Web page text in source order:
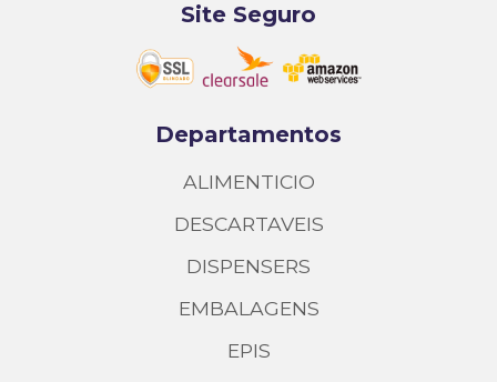
Site Seguro
Departamentos
ALIMENTICIO
DESCARTAVEIS
DISPENSERS
EMBALAGENS
EPIS